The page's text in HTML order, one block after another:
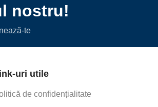
nostru!
te
uri utile
de confidențialitate